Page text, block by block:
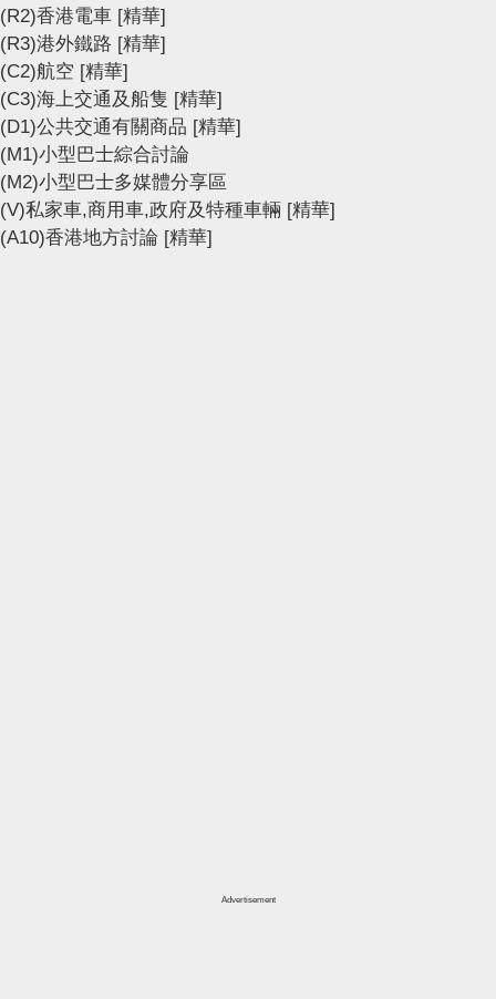
(R2)香港電車 [精華]
(R3)港外鐵路 [精華]
(C2)航空 [精華]
(C3)海上交通及船隻 [精華]
(D1)公共交通有關商品 [精華]
(M1)小型巴士綜合討論
(M2)小型巴士多媒體分享區
(V)私家車,商用車,政府及特種車輛 [精華]
(A10)香港地方討論 [精華]
Advertisement